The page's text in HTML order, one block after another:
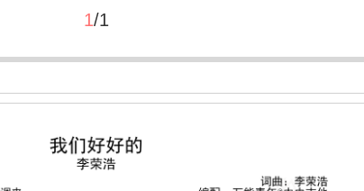
1/1